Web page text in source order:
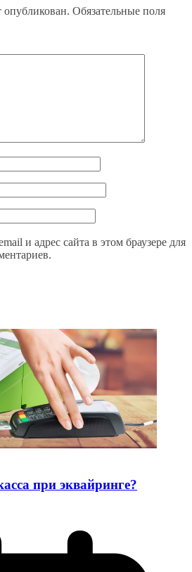
опубликован. Обязательные поля
и адрес сайта в этом браузере для
при эквайринге?